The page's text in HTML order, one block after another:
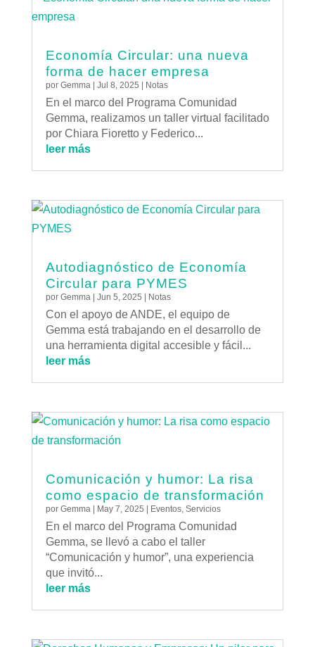
Economía Circular: una nueva
forma de hacer empresa
por Gemma | Jul 8, 2025 | Notas
En el marco del Programa Comunidad
Gemma, realizamos un taller virtual facilitado
por Chiara Fioretto y Federico...
leer más
Autodiagnóstico de Economía
Circular para PYMES
por Gemma| Jun 5, 2025 | Notas
Con el apoyo de ANDE, el equipo de
Gemma está trabajando en el desarrollo de
una herramienta digital accesible y fácil...
leer más
Comunicación y humor: La risa
como espacio de transformación
por Gemma| May 7, 2025 Eventos, Servicios
En el marco del Programa Comunidad
Gemma, se llevó a cabo el taller
“Comunicación y humor”, una experiencia
que invitó...
leer más